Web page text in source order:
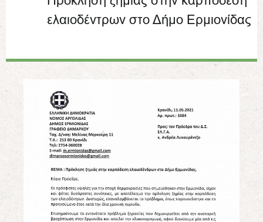
ελαιοδέντρων στο Δήμο Ερμιονίδας